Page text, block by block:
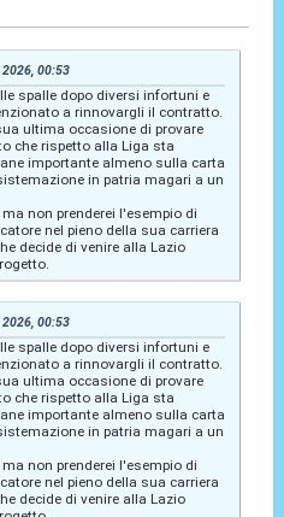
00:53
spalle dopo diversi infortuni e
a rinnovargli il contratto.
ultima occasione di provare
che rispetto alla Liga sta
importante almeno sulla carta
in patria magari a un
non prenderei l'esempio di
nel pieno della sua carriera
decide di venire alla Lazio
00:53
spalle dopo diversi infortuni e
a rinnovargli il contratto.
ultima occasione di provare
che rispetto alla Liga sta
importante almeno sulla carta
in patria magari a un
non prenderei l'esempio di
nel pieno della sua carriera
decide di venire alla Lazio